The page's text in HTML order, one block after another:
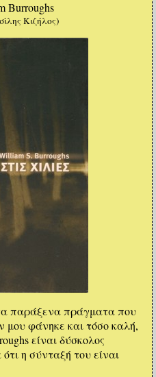
Burroughs
Κιζήλος)
παράξενα πράγματα που
μου φάνηκε και τόσο καλή,
είναι δύσκολος
η σύνταξή του είναι